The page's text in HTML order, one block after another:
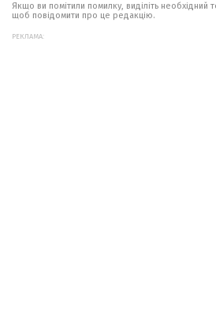
Якщо ви помітили помилку, виділіть необхідний
щоб повідомити про це редакцію.
РЕКЛАМА: